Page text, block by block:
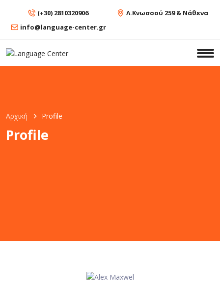
(+30) 2810320906
Λ.Κνωσσού 259 & Νάθενα
info@language-center.gr
Αρχική Profile
Profile